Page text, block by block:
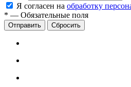
Я согласен на обработку
* — Обязательные поля
Сбросить